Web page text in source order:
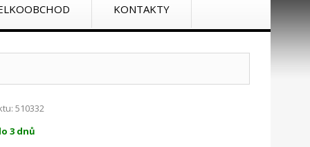
KONTAKTY
510332
3 dnů